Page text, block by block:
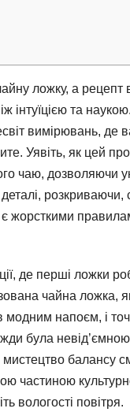
ложку, а рецепт
інтуїцією та
вимірювань, де
Уявіть, як цей
чаю, дозволяючи
розкриваючи,
є жорсткими
де перші ложки
чайна ложка,
напоєм, і
була
балансу
частиною
вологості повітря.